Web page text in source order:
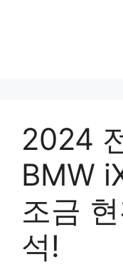
2024
BMW
조금
석!